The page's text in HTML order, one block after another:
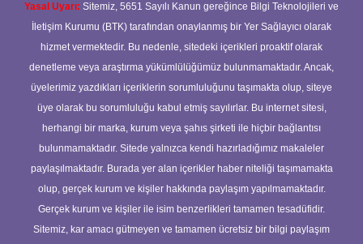
Yasal Uyarı: Sitemiz, 5651 Sayılı Kanun gereğince Bilgi Teknolojileri ve
İletişim Kurumu (BTK) tarafından onaylanmış bir Yer Sağlayıcı olarak
hizmet vermektedir. Bu nedenle, sitedeki içerikleri proaktif olarak
denetleme veya araştırma yükümlülüğümüz bulunmamaktadır. Ancak,
üyelerimiz yazdıkları içeriklerin sorumluluğunu taşımakta olup, siteye
üye olarak bu sorumluluğu kabul etmiş sayılırlar. Bu internet sitesi,
herhangi bir marka, kurum veya şahıs şirketi ile hiçbir bağlantısı
bulunmamaktadır. Sitede yalnızca kendi hazırladığımız makaleler
paylaşılmaktadır. Burada yer alan içerikler haber niteliği taşımamakta
olup, gerçek kurum ve kişiler hakkında paylaşım yapılmamaktadır.
Gerçek kurum ve kişiler ile isim benzerlikleri tamamen tesadüfidir.
Sitemiz, kar amacı gütmeyen ve tamamen ücretsiz bir bilgi paylaşım